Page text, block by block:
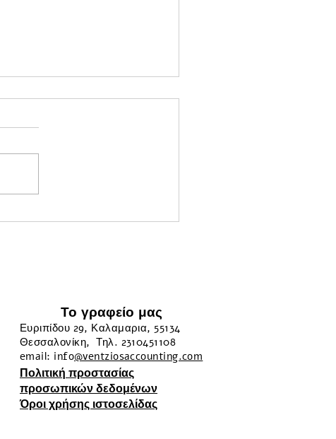
Το γραφείο μας
Ευριπίδου 29, Καλαμαρια, 55134
Θεσσαλονίκη, Τηλ. 2310451108
email: info@ventziosaccounting.com
Πολιτική προστασίας
προσωπικών δεδομένων
Όροι χρήσης ιστοσελίδας